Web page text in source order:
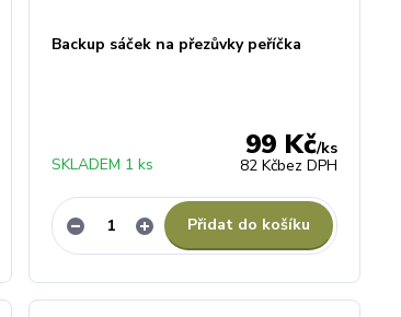
Backup sáček na přezůvky peříčka
99 Kč/ks
82 Kčbez DPH
SKLADEM 1 ks
Přidat do košíku